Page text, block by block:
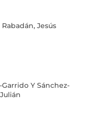
Jesús
Y Sánchez-